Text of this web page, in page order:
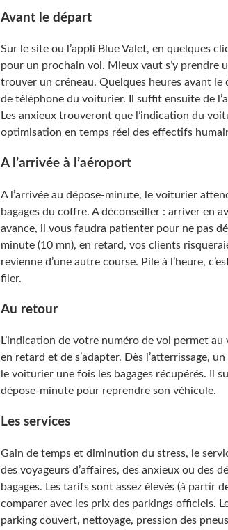
Avant le départ
Sur le site ou l’appli Blue Valet, en quelques
pour un prochain vol. Mieux vaut s’y prendre
trouver un créneau. Quelques heures avant le
de téléphone du voiturier. Il suffit ensuite de
Les anxieux trouveront que l’indication du
optimisation en temps réel des effectifs
A l’arrivée à l’aéroport
A l’arrivée au dépose-minute, le voiturier
bagages du coffre. A déconseiller : arriver en
avance, il vous faudra patienter pour ne pas
minute (10 mn), en retard, vos clients
revienne d’une autre course. Pile à l’heure,
filer.
Au retour
L’indication de votre numéro de vol permet
en retard et de s’adapter. Dès l’atterrissage,
le voiturier une fois les bagages récupérés. Il
dépose-minute pour reprendre son véhicule.
Les services
Gain de temps et diminution du stress, le
des voyageurs d’affaires, des anxieux ou des
bagages. Les tarifs sont assez élevés (à partir
comparer avec les prix des parkings officiels.
parking couvert, nettoyage, pression des